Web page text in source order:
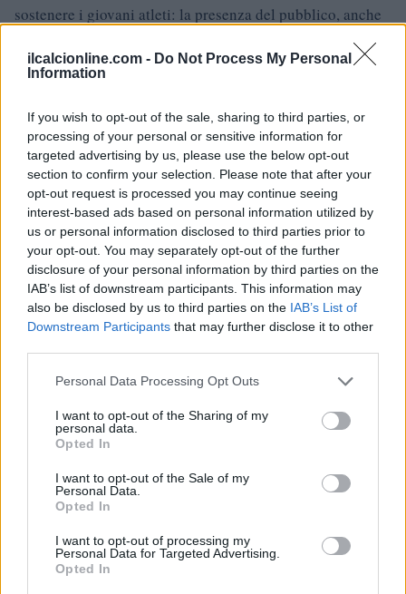
ilcalcionline.com - Do Not Process My Personal
Information
If you wish to opt-out of the sale, sharing to third parties, or
processing of your personal or sensitive information for
targeted advertising by us, please use the below opt-out
section to confirm your selection. Please note that after your
opt-out request is processed you may continue seeing
interest-based ads based on personal information utilized by
us or personal information disclosed to third parties prior to
your opt-out. You may separately opt-out of the further
disclosure of your personal information by third parties on the
IAB’s list of downstream participants. This information may
also be disclosed by us to third parties on the IAB’s List of
Downstream Participants that may further disclose it to other
Please note that this website/app uses one or more Google
not limited to your visit or usage behaviour. You may click to
grant or deny consent to Google and its third-party tags to
use your data for below specified purposes in below Google
consent section.
Personal Data Processing Opt Outs
I want to opt-out of the Sharing of my
personal data.
Opted In
I want to opt-out of the Sale of my
Personal Data.
Opted In
I want to opt-out of processing my
Personal Data for Targeted Advertising.
Opted In
sostenere i giovani atleti: la presenza del pubblico, anche
ambiente motivante e formativo.
AUTORE
Ilaria Mauri
Ilaria Mauri, bolognese, decise di seguire il
giornalismo sportivo dopo una notte al Dall'Ara
durante una partita decisiva: oggi coordina le
pagine di competizioni e commenti. In
redazione predilige reportage sul campo e
conserva il biglietto di quella partita come
prova della svolta.